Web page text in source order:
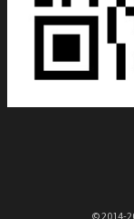
© 2014-